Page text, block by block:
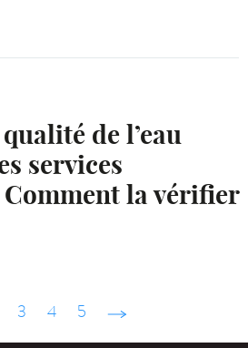
de l’eau
services
la vérifier
3 4 5 suivant ›